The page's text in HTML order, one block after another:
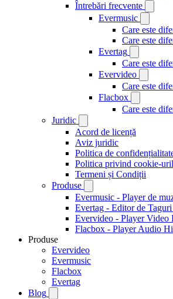
Întrebări frecvente
Evermusic
Care este
Care este
Evertag
Care este
Evervideo
Care este
Flacbox
Care este
Juridic
Acord de licență
Aviz juridic
Politica de
Politica privind cookie-
Termeni și Condiții
Produse
Evermusic - Player de
Evertag - Editor de
Evervideo - Player Video
Flacbox - Player Audio
Produse
Evervideo
Evermusic
Flacbox
Evertag
Blog